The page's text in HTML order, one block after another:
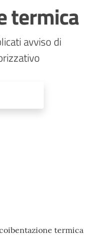
termica
avviso di
termica